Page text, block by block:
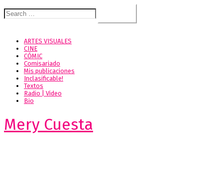
Search
for:
ARTES VISUALES
CINE
CÓMIC
Comisariado
Mis publicaciones
Inclasificable!
Textos
Radio | Video
Bio
Mery Cuesta